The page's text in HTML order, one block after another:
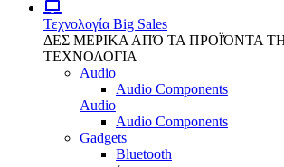
Τεχνολογία Big Sales
ΔΕΣ ΜΕΡΙΚΑ ΑΠΌ ΤΑ ΠΡΟΪΌΝΤΑ
ΤΕΧΝΟΛΟΓΙΑ
Audio
Audio Components
Audio
Audio Components
Gadgets
Bluetooth